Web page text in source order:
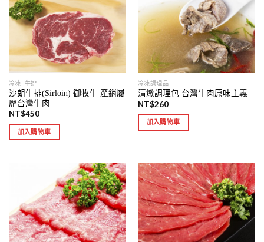
冷凍| 牛排
沙朗牛排(Sirloin) 御牧牛 產銷履
歷台灣牛肉
NT$450
加入購物車
冷凍調理品
清燉調理包 台灣牛肉原味主義
NT$260
加入購物車